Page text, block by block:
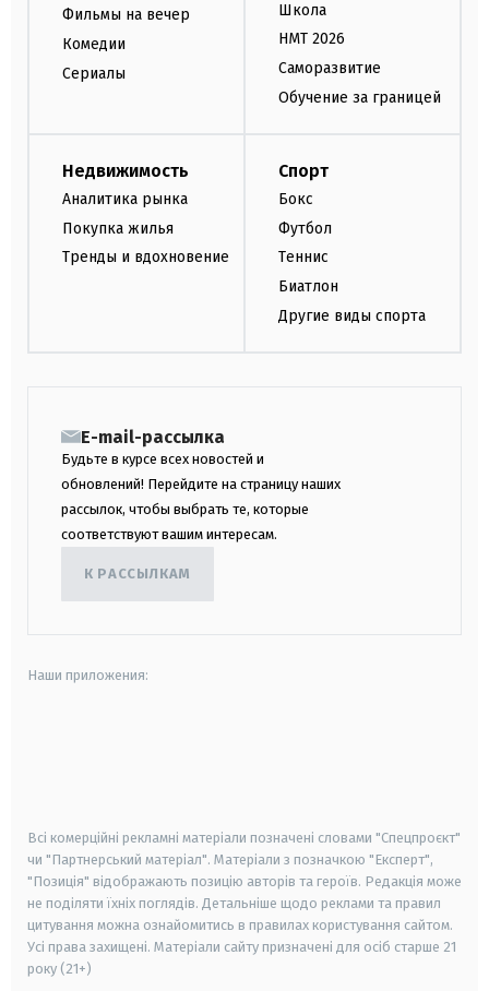
Фильмы на вечер
Комедии
Сериалы
Школа
НМТ 2026
Саморазвитие
Обучение за границей
Недвижимость
Аналитика рынка
Покупка жилья
Тренды и вдохновение
Спорт
Бокс
Футбол
Теннис
Биатлон
Другие виды спорта
E-mail-рассылка
Будьте в курсе всех новостей и
обновлений! Перейдите на страницу наших
рассылок, чтобы выбрать те, которые
соответствуют вашим интересам.
К РАССЫЛКАМ
Наши приложения:
Всі комерційні рекламні матеріали позначені словами "Спецпроєкт"
чи "Партнерський матеріал". Матеріали з позначкою "Експерт",
"Позиція" відображають позицію авторів та героїв. Редакція може
не поділяти їхніх поглядів. Детальніше щодо реклами та правил
цитування можна ознайомитись в правилах користування сайтом.
Усі права захищені. Матеріали сайту призначені для осіб старше 21
року (21+)